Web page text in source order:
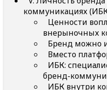
коммуникациях
Ценности
внерыночных
Бренд можно
Вместо
ИБК:
бренд-
ИБК внутри